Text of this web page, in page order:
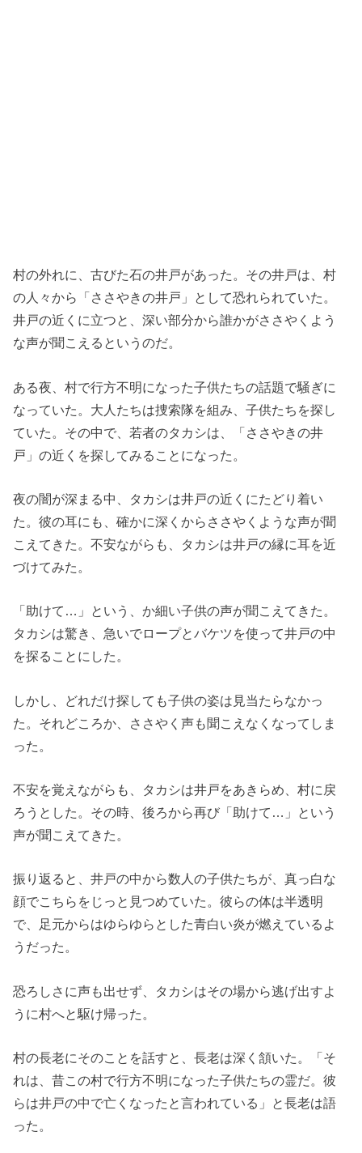
村の外れに、古びた石の井戸があった。その井戸は、村
の人々から「ささやきの井戸」として恐れられていた。
井戸の近くに立つと、深い部分から誰かがささやくよう
な声が聞こえるというのだ。
ある夜、村で行方不明になった子供たちの話題で騒ぎに
なっていた。大人たちは捜索隊を組み、子供たちを探し
ていた。その中で、若者のタカシは、「ささやきの井
戸」の近くを探してみることになった。
夜の闇が深まる中、タカシは井戸の近くにたどり着い
た。彼の耳にも、確かに深くからささやくような声が聞
こえてきた。不安ながらも、タカシは井戸の縁に耳を近
づけてみた。
「助けて…」という、か細い子供の声が聞こえてきた。
タカシは驚き、急いでロープとバケツを使って井戸の中
を探ることにした。
しかし、どれだけ探しても子供の姿は見当たらなかっ
た。それどころか、ささやく声も聞こえなくなってしま
った。
不安を覚えながらも、タカシは井戸をあきらめ、村に戻
ろうとした。その時、後ろから再び「助けて…」という
声が聞こえてきた。
振り返ると、井戸の中から数人の子供たちが、真っ白な
顔でこちらをじっと見つめていた。彼らの体は半透明
で、足元からはゆらゆらとした青白い炎が燃えているよ
うだった。
恐ろしさに声も出せず、タカシはその場から逃げ出すよ
うに村へと駆け帰った。
村の長老にそのことを話すと、長老は深く頷いた。「そ
れは、昔この村で行方不明になった子供たちの霊だ。彼
らは井戸の中で亡くなったと言われている」と長老は語
った。